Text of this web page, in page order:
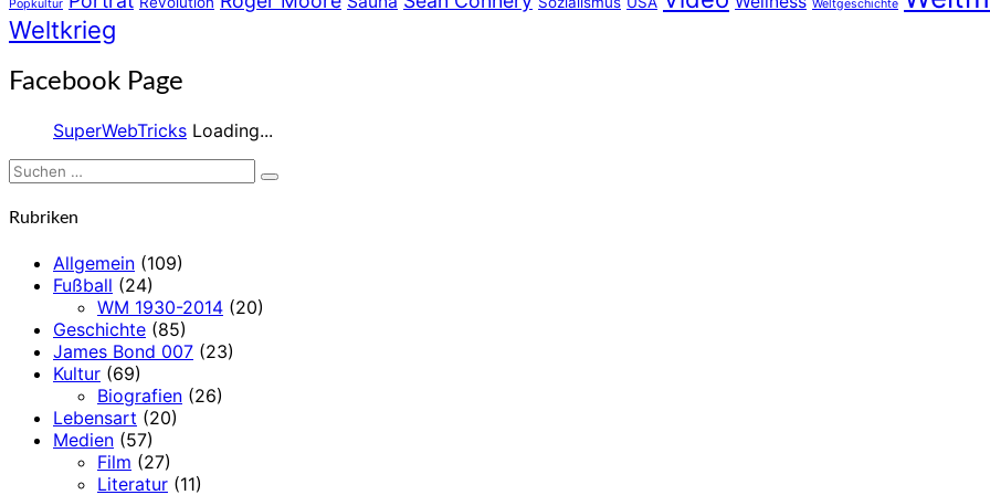
Popkultur Weltgeschichte
Weltkrieg
Facebook Page
SuperWebTricks Loading...
Suchen
Suchen
Rubriken
Allgemein (109)
Fußball (24)
WM 1930-2014 (20)
Geschichte (85)
James Bond 007 (23)
Kultur (69)
Biografien (26)
Lebensart (20)
Medien (57)
Film (27)
Literatur (11)